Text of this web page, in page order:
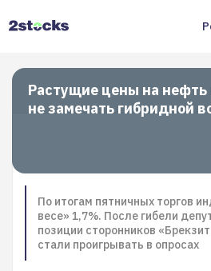
Растущие цены на
не замечать гибридной
По итогам пятничных торгов
весе» 1,7%. После гибели
позиции сторонников
стали проигрывать в опросах